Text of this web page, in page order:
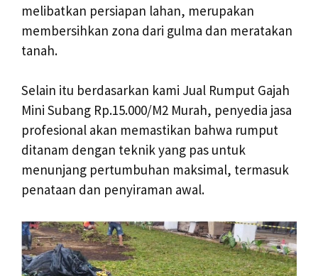
melibatkan persiapan lahan, merupakan
membersihkan zona dari gulma dan meratakan
tanah.
Selain itu berdasarkan kami Jual Rumput Gajah
Mini Subang Rp.15.000/M2 Murah, penyedia jasa
profesional akan memastikan bahwa rumput
ditanam dengan teknik yang pas untuk
menunjang pertumbuhan maksimal, termasuk
penataan dan penyiraman awal.